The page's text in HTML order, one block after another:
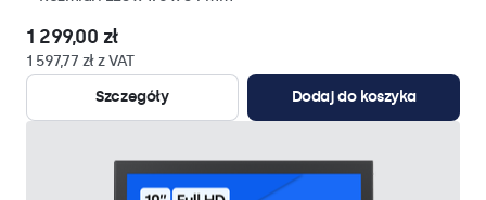
1 299,00 zł
1 597,77 zł z VAT
Szczegóły
Dodaj do koszyka